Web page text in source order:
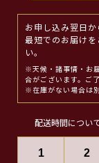
お申し込み翌日
最短でのお届けを
い。
※天候・諸事情・お
合がございます。ご
※在庫がない場合は
配送時間につい
1 2